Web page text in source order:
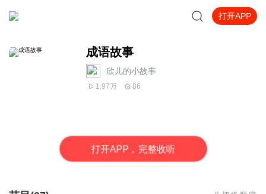
打开APP
成语故事
欣儿的小故事
1.97万 86
打开APP，完整收听